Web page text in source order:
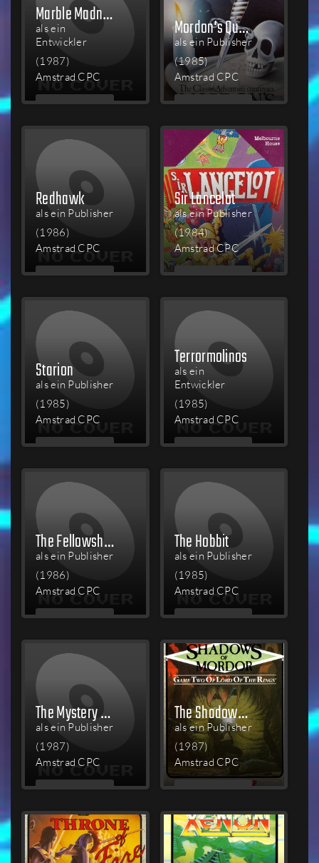
Marble Madness Deluxe Edition
als ein
Entwickler
(1987)
Amstrad CPC
MEHR
Mordon's Quest
als ein Publisher
(1985)
Amstrad CPC
MEHR
Redhawk
als ein Publisher
(1986)
Amstrad CPC
MEHR
Sir Lancelot
als ein Publisher
(1984)
Amstrad CPC
MEHR
Starion
als ein Publisher
(1985)
Amstrad CPC
MEHR
Terrormolinos
als ein
Entwickler
(1985)
Amstrad CPC
MEHR
The Fellowship of the Ring
als ein Publisher
(1986)
Amstrad CPC
MEHR
The Hobbit
als ein Publisher
(1985)
Amstrad CPC
MEHR
The Mystery of Arkham Manor
als ein Publisher
(1987)
Amstrad CPC
MEHR
The Shadows of Mordor
als ein Publisher
(1987)
Amstrad CPC
MEHR